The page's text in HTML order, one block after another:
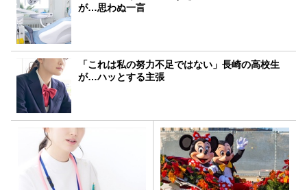
が…思わぬ一言
「これは私の努力不足ではない」長崎の高校生
が…ハッとする主張